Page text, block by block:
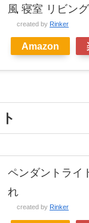
風 寝室 リビン
created by Rinker
Amazon
ペンダントライ
れ
created by Rinker